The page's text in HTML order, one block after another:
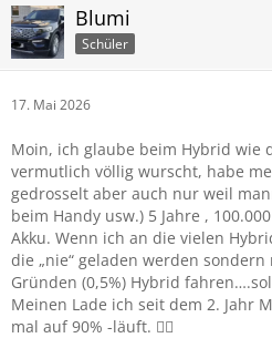
Blumi
Schüler
17. Mai 2026
Moin, ich glaube beim Hybrid wie
vermutlich völlig wurscht, habe
gedrosselt aber auch nur weil
beim Handy usw.) 5 Jahre ,
Akku. Wenn ich an die vielen
die „nie“ geladen werden
Gründen (0,5%) Hybrid
Meinen Lade ich seit dem 2. Jahr
mal auf 90% -läuft. 🙋‍♂️